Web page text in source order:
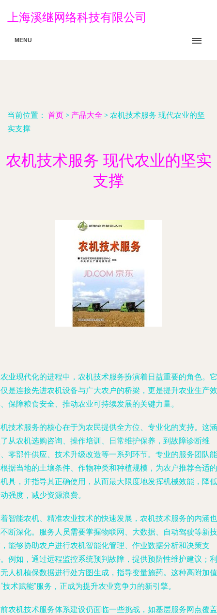
上海溪继网络科技有限公司
MENU
当前位置： 首页 > 产品大全 > 农机技术服务 现代农业的坚
实支撑
农机技术服务 现代农业的坚实
支撑
业现代化的进程中，农机技术服务扮演着日益重要的角色。它
是连接先进农机设备与广大农户的桥梁，更是提升农业生产效
保障粮食安全、推动农业可持续发展的关键力量。
技术服务的核心在于为农民提供全方位、专业化的支持。这涵
从农机选购咨询、操作培训、日常维护保养，到故障诊断维
零部件供应、技术升级改造等一系列环节。专业的服务团队能
据当地的土壤条件、作物种类和种植规模，为农户推荐合适的
具，并指导其正确使用，从而最大限度地发挥机械效能，降低
强度，减少资源浪费。
智能农机、精准农业技术的快速发展，农机技术服务的内涵也
断深化。服务人员需要掌握物联网、大数据、自动驾驶等新技
能够协助农户进行农机智能化管理、作业数据分析和决策支
例如，通过远程监控系统预判故障，提供预防性维护建议；利
人机植保数据进行处方图生成，指导变量施药。这种高附加值
技术赋能”服务，正成为提升农业竞争力的新引擎。
农机技术服务体系建设仍面临一些挑战，如基层服务网点覆盖